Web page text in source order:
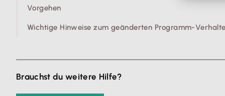
Vorgehen
Wichtige Hinweise zum geänderten Programm-
Brauchst du weitere Hilfe?